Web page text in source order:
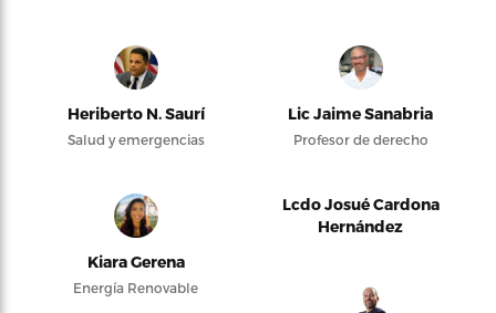
Heriberto N. Saurí
Salud y emergencias
Lic Jaime Sanabria
Profesor de derecho
Kiara Gerena
Energía Renovable
Lcdo Josué Cardona
Hernández